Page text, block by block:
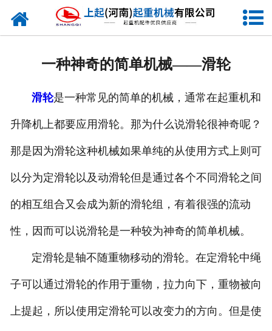
网站首页
资质证书
合作客户
联系我们
一种神奇的简单机械——滑轮
滑轮是一种常见的简单的机械，通常在起重机和
升降机上都要应用滑轮。那为什么说滑轮很神奇呢？
那是因为滑轮这种机械如果单纯的从使用方式上则可
以分为定滑轮以及动滑轮但是通过各个不同滑轮之间
的相互组合又会成为新的滑轮组，有着很强的流动
性，因而可以说滑轮是一种较为神奇的简单机械。
定滑轮是轴不随重物移动的滑轮。在定滑轮中绳
子可以通过滑轮的作用于重物，拉力向下，重物被向
上提起，所以使用定滑轮可以改变力的方向。但是使